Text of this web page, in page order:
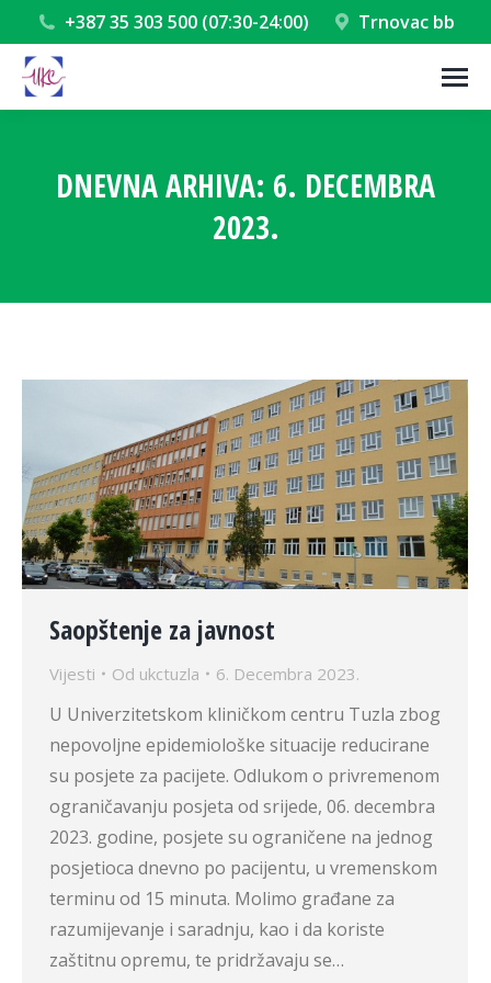
+387 35 303 500 (07:30-24:00) Trnovac bb
DNEVNA ARHIVA: 6. DECEMBRA
2023.
Saopštenje za javnost
Vijesti Od ukctuzla 6. Decembra 2023.
U Univerzitetskom kliničkom centru Tuzla zbog
nepovoljne epidemiološke situacije reducirane
su posjete za pacijete. Odlukom o privremenom
ograničavanju posjeta od srijede, 06. decembra
2023. godine, posjete su ograničene na jednog
posjetioca dnevno po pacijentu, u vremenskom
terminu od 15 minuta. Molimo građane za
razumijevanje i saradnju, kao i da koriste
zaštitnu opremu, te pridržavaju se…